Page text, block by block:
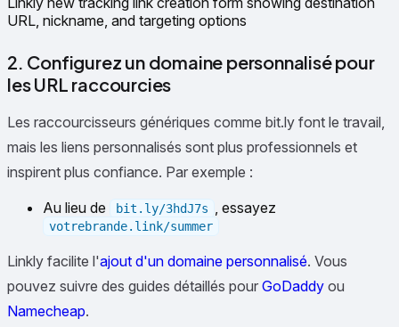
URL, nickname, and targeting options
2. Configurez un domaine personnalisé pour
les URL raccourcies
Les raccourcisseurs génériques comme bit.ly font le travail,
mais les liens personnalisés sont plus professionnels et
inspirent plus confiance. Par exemple :
Au lieu de
bit.ly/3hdJ7s , essayez
votrebrande.link/summer
Linkly facilite l'ajout d'un domaine personnalisé. Vous
pouvez suivre des guides détaillés pour GoDaddy ou
Namecheap.